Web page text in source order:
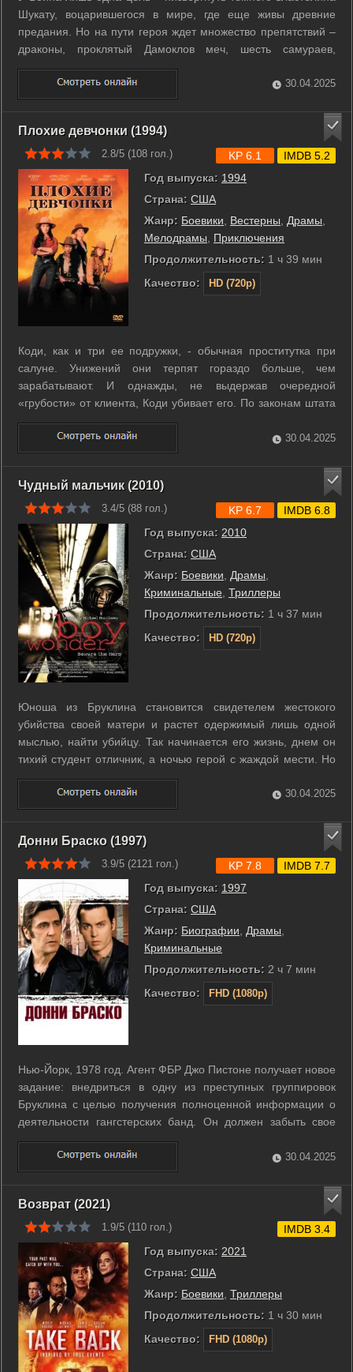
Шукату, воцарившегося в мире, где еще живы древние
предания. Но на пути героя ждет множество препятствий –
драконы, проклятый Дамоклов меч, шесть самураев,
воинственные амазонки и т.д. С каждым испытанием Воин
становится все сильнее, а окружающий его мир все больше
напоминает виртуальную ...
30.04.2025
Плохие девчонки (1994)
2.8/5 (108 гол.)
Год выпуска: 1994
Страна: США
Жанр: Боевики, Вестерны, Драмы,
Мелодрамы, Приключения
Продолжительность: 1 ч 39 мин
Качество:
HD (720p)
KP 6.1 IMDB 5.2
Коди, как и три ее подружки, - обычная проститутка при
салуне. Унижений они терпят гораздо больше, чем
зарабатывают. И однажды, не выдержав очередной
«грубости» от клиента, Коди убивает его. По законам штата
ее ожидает виселица. Страх перед смертью и ненависть к
своей жизни заставляют Коди и ее подружек бежать, а для
того чтобы выжить, они должны ...
30.04.2025
Чудный мальчик (2010)
3.4/5 (88 гол.)
Год выпуска: 2010
Страна: США
Жанр: Боевики Драмы
Криминальные Триллеры
Продолжительность: 1 ч 37 мин
Качество:
HD (720p)
KP 6.7 IMDB 6.8
Юноша из Бруклина становится свидетелем жестокого
убийства своей матери и растет одержимый лишь одной
мыслью, найти убийцу. Так начинается его жизнь, днем он
тихий студент отличник, а ночью герой с жаждой мести. Но
что такое настоящий герой? И кто решает, что правильно, а
что нет? Когда границы добра и зла размыты, двойная жизнь
Шона влияет на его ...
30.04.2025
Донни Браско (1997)
3.9/5 (2121 гол.)
Год выпуска: 1997
Страна: США
Жанр: Биографии, Драмы,
Криминальные
Продолжительность: 2 ч 7 мин
Качество:
FHD (1080p)
KP 7.8 IMDB 7.7
Нью-Йорк, 1978 год. Агент ФБР Джо Пистоне получает новое
задание: внедриться в одну из преступных группировок
Бруклина с целью получения полноценной информации о
деятельности гангстерских банд. Он должен забыть свое
настоящее имя, порвать со всеми друзьями и родными, так
как теперь он - Донни Браско. Его лучшим другом
становится стареющий мафиози, ...
30.04.2025
Возврат (2021)
1.9/5 (110 гол.)
Год выпуска: 2021
Страна: США
Жанр: Боевики Триллеры
Продолжительность: 1 ч 30 мин
Качество:
FHD (1080p)
IMDB 3.4